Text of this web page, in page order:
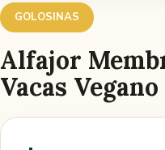
GOLOSINAS
Alfajor
Vacas Vegano